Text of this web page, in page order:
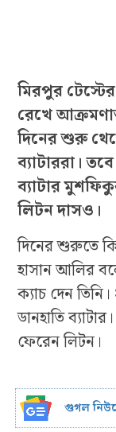
মিরপুর
রেখে
দিনের শুরু
ব্যাটাররা।
ব্যাটার
লিটন দাসও।
দিনের শুরুতে
হাসান আলির
ক্যাচ দেন
ডানহাতি
ফেরেন লিটন।
গুগল